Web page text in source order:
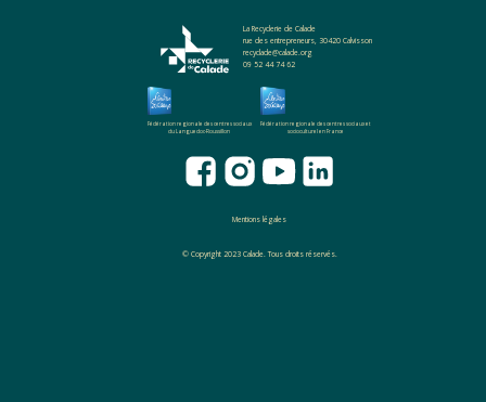
La Recyclerie de Calade
rue des entrepreneurs, 30420 Calvisson
recyclade@calade.org
09 52 44 74 62
Fédération regionale des centres sociaux
du Languedoc-Roussillon
Fédération regionale des centres sociaux et
socioculturel en France
Mentions légales
© Copyright 2023 Calade. Tous droits réservés.